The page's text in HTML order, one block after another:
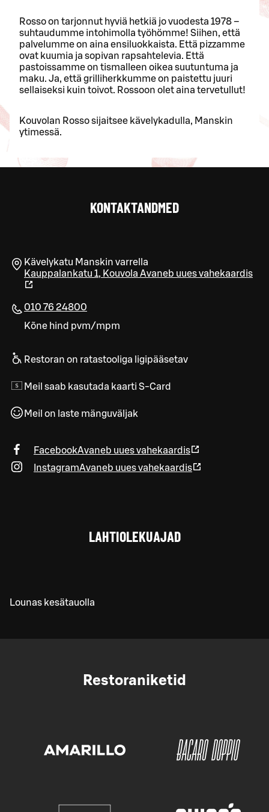
Rosso on tarjonnut hyviä hetkiä jo vuodesta 1978 –
suhtaudumme intohimolla työhömme! Siihen, että
palvelumme on aina ensiluokkaista. Että pizzamme
ovat kuumia ja sopivan rapsahtelevia. Että
pastoissamme on tismalleen oikea suutuntuma ja
maku. Ja, että grilliherkkumme on paistettu juuri
sellaiseksi kuin toivot. Rossoon olet aina tervetullut!
Kouvolan Rosso sijaitsee kävelykadulla, Manskin
ytimessä.
KONTAKTANDMED
Kävelykatu Manskin varrella
Kauppalankatu 1, Kouvola Avaneb uues vahekaardis
010 76 24800
Kõne hind pvm/mpm
Restoran on ratastooliga ligipääsetav
Meil saab kasutada kaarti S-Card
Meil on laste mänguväljak
FacebookAvaneb uues vahekaardis
InstagramAvaneb uues vahekaardis
LAHTIOLEKUAJAD
Lounas kesätauolla
Restoraniketid